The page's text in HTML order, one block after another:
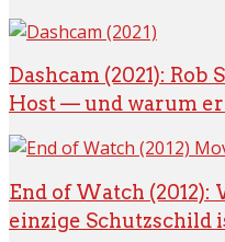
Dashcam (2021): Rob
Host — und warum
End of Watch (2012):
einzige Schutzschild